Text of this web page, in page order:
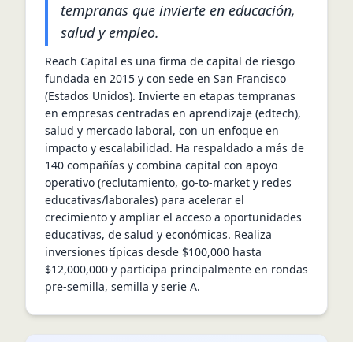
tempranas que invierte en educación,
salud y empleo.
Reach Capital es una firma de capital de riesgo
fundada en 2015 y con sede en San Francisco
(Estados Unidos). Invierte en etapas tempranas
en empresas centradas en aprendizaje (edtech),
salud y mercado laboral, con un enfoque en
impacto y escalabilidad. Ha respaldado a más de
140 compañías y combina capital con apoyo
operativo (reclutamiento, go-to-market y redes
educativas/laborales) para acelerar el
crecimiento y ampliar el acceso a oportunidades
educativas, de salud y económicas. Realiza
inversiones típicas desde $100,000 hasta
$12,000,000 y participa principalmente en rondas
pre-semilla, semilla y serie A.